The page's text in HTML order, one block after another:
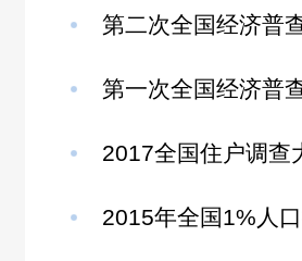
第二次全国经济普
第一次全国经济普
2017全国住户调查
2015年全国1%人